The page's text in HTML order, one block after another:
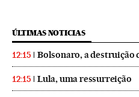
ÚLTIMAS NOTICIAS
12:15 Bolsonaro, a destruição
12:15 Lula, uma ressurreição